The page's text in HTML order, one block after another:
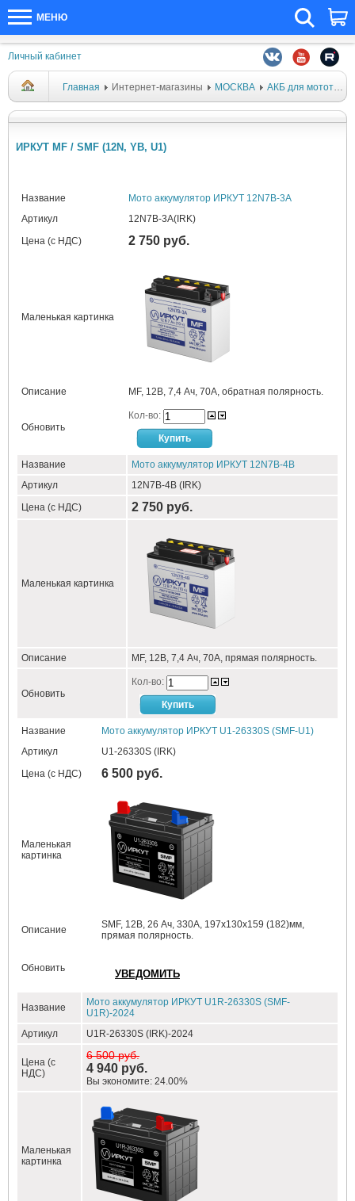
МЕНЮ
Личный кабинет
Главная Интернет-магазины МОСКВА АКБ для мототехники
ИРКУТ MF / SMF (12N, YB, U1)
Название
Мото аккумулятор ИРКУТ 12N7B-3A
Артикул
12N7B-3A(IRK)
Цена (с НДС)
2 750 руб.
Маленькая картинка
Описание MF, 12В, 7,4 Ач, 70А, обратная полярность.
Обновить
Кол-во:
Название
Мото аккумулятор ИРКУТ 12N7B-4B
Артикул
12N7B-4B (IRK)
Цена (с НДС)
2 750 руб.
Маленькая картинка
Описание MF, 12В, 7,4 Ач, 70А, прямая полярность.
Обновить
Кол-во:
Название
Мото аккумулятор ИРКУТ U1-26330S (SMF-U1)
Артикул
U1-26330S (IRK)
Цена (с НДС)
6 500 руб.
Маленькая
картинка
Описание
SMF, 12В, 26 Ач, 330А, 197x130x159 (182)мм,
прямая полярность.
Обновить
Название
Мото аккумулятор ИРКУТ U1R-26330S (SMF-
U1R)-2024
Артикул
U1R-26330S (IRK)-2024
Цена (с
НДС)
6 500 руб.
4 940 руб.
Вы экономите: 24.00%
Маленькая
картинка